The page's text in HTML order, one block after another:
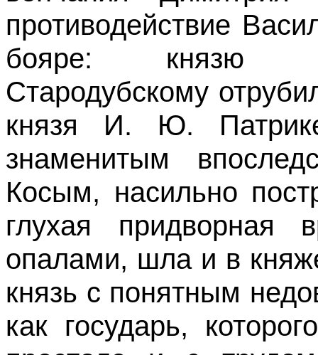
противодействие
бояре: князю
Стародубскому
князя И. Ю.
знаменитым
Косым, насильно
глухая придворная
опалами, шла и в
князь с понятным
как государь,